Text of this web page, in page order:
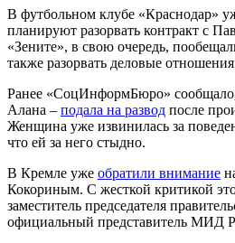
​В футбольном клубе «Краснодар»
планируют разорвать контракт с
«Зените», в свою очередь,
также разорвать деловые
Ранее «СоцИнформБюро»
Алана – подала на развод после
Женщина уже извинилась за
что ей за него стыдно.
В Кремле уже обратили внимание
Кокориным. С жесткой критикой
заместитель председателя
официальный представитель МИД